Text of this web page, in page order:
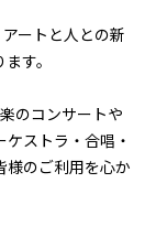
ートと人との新
す。
のコンサートや
ストラ・合唱・
様のご利用を心か